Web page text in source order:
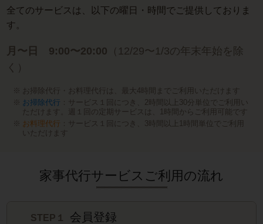
全てのサービスは、以下の曜日・時間でご提供しておりま
す。
月〜日 9:00〜20:00 （12/29〜1/3の年末年始を除
く）
お掃除代行・お料理代行は、最大4時間までご利用いただけます
お掃除代行 ：サービス１回につき、2時間以上30分単位でご利用い
ただけます。週１回の定期サービスは、1時間からご利用可能です
お料理代行 ：サービス１回につき、3時間以上1時間単位でご利用
いただけます
家事代行サービスご利用の流れ
STEP１ 会員登録